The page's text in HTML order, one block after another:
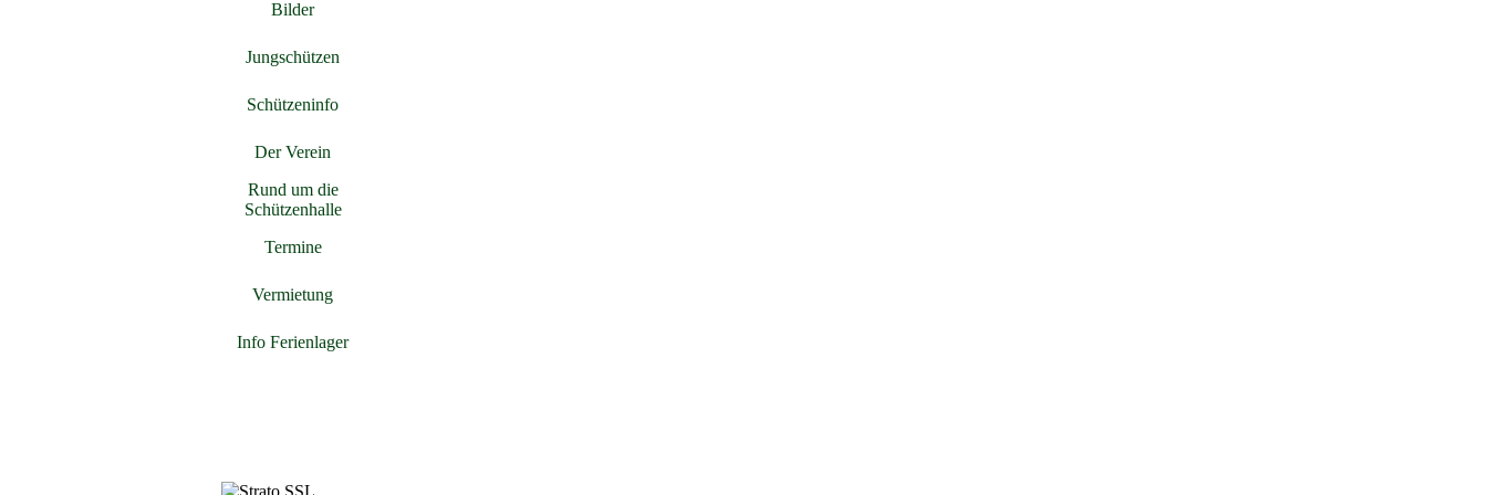
Bilder
Jungschützen
Schützeninfo
Der Verein
Rund um die
Schützenhalle
Termine
Vermietung
Info Ferienlager